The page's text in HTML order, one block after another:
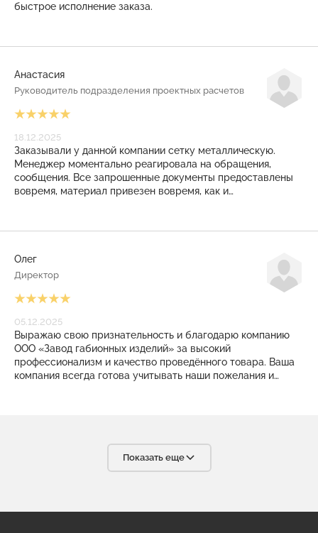
быстрое исполнение заказа.
Анастасия
Руководитель подразделения проектных расчетов
18.12.2025
Заказывали у данной компании сетку металлическую.
Менеджер моментально реагировала на обращения,
сообщения. Все запрошенные документы предоставлены
вовремя, материал привезен вовремя, как и
также выставлены своевременно. Приятное, плодотворное
Олег
Директор
05.12.2025
Выражаю свою признательность и благодарю компанию
ООО «Завод габионных изделий» за высокий
профессионализм и качество проведённого товара. Ваша
компания всегда готова учитывать наши пожелания и
высококвалифицированного партнёра, что очень важно в
условиях современного бизнеса. С радостью будем
рекомендовать вашу компанию своим партнёрам.
Показать еще